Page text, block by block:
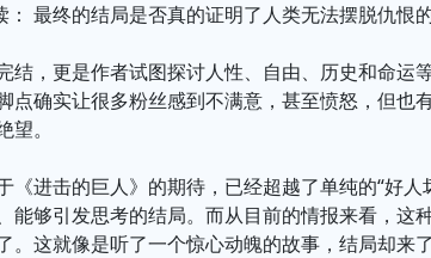
： 最终的结局是否真的证明了人类无法摆脱仇恨
结，更是作者试图探讨人性、自由、历史和命运
点确实让很多粉丝感到不满意，甚至愤怒，但也
。
《进击的巨人》的期待，已经超越了单纯的“好
能够引发思考的结局。而从目前的情报来看，这
。这就像是听了一个惊心动魄的故事，结局却来